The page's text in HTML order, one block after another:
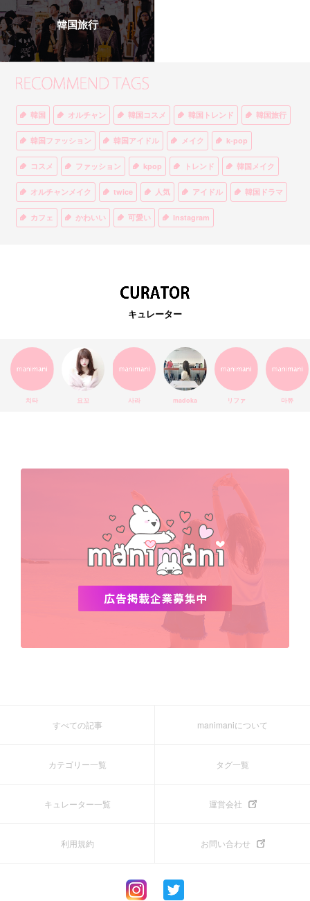
キュレーター
치타 요꼬 사라 madoka リファ 마쮸
韓国旅行
韓国 オルチャン 韓国コスメ 韓国トレンド 韓国旅行
韓国ファッション 韓国アイドル メイク k-pop
コスメ ファッション kpop トレンド 韓国メイク
オルチャンメイク twice 人気 アイドル 韓国ドラマ
カフェ かわいい 可愛い Instagram
ダイエット stylekorean
韓国グルメ スタイルコリアン
インスタグラム SEVENTEEN セルカ おしゃれ
エチュードハウス 防弾少年団 アプリ 韓国料理
コラボ YouTube 少女時代 SNS映え アイシャドウ
すべての記事 manimaniについて
カテゴリー一覧 タグ一覧
キュレーター一覧 運営会社
利用規約 お問い合わせ